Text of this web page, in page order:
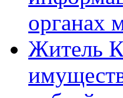
органах
Житель